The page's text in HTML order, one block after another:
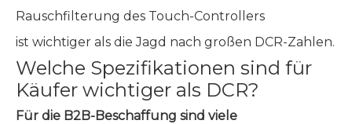
Rauschfilterung des Touch-Controllers
ist wichtiger als die Jagd nach großen DCR-Zahlen.
Welche Spezifikationen sind für
Käufer wichtiger als DCR?
Für die B2B-Beschaffung sind viele